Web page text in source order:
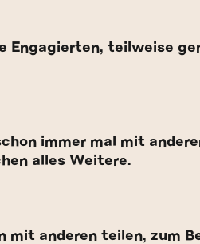
Engagierten, teilweise
immer mal mit
alles Weitere.
mit anderen teilen, zum